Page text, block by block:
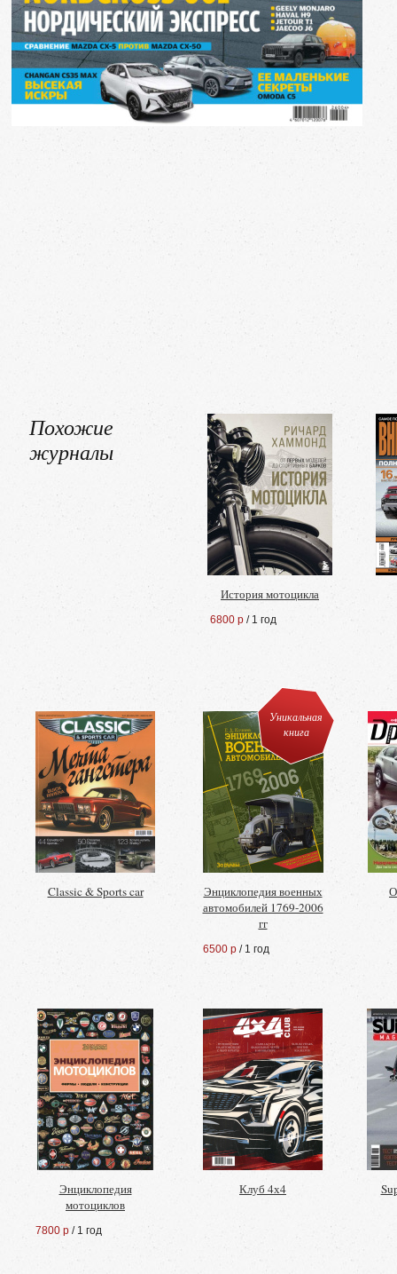
Похожие
журналы
История мотоцикла
6800 р / 1 год
Classic & Sports car
Уникальная
книга
Энциклопедия военных
автомобилей 1769-2006
гг
6500 р / 1 год
Энциклопедия
мотоциклов
7800 р / 1 год
Клуб 4х4